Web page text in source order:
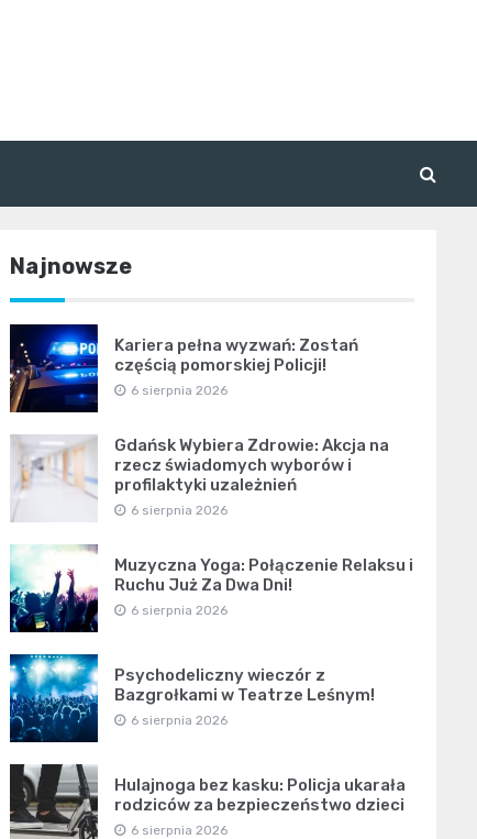
Najnowsze
Kariera pełna wyzwań: Zostań
częścią pomorskiej Policji!
6 sierpnia 2026
Gdańsk Wybiera Zdrowie: Akcja na
rzecz świadomych wyborów i
profilaktyki uzależnień
6 sierpnia 2026
Muzyczna Yoga: Połączenie Relaksu i
Ruchu Już Za Dwa Dni!
6 sierpnia 2026
Psychodeliczny wieczór z
Bazgrołkami w Teatrze Leśnym!
6 sierpnia 2026
Hulajnoga bez kasku: Policja ukarała
rodziców za bezpieczeństwo dzieci
6 sierpnia 2026